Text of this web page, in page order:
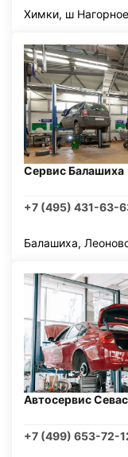
Химки, ш
Сервис Балашиха
+7 (495) 431-63-
Балашиха,
Автосервис
+7 (499) 653-72-